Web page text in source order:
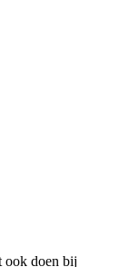
ook doen bij